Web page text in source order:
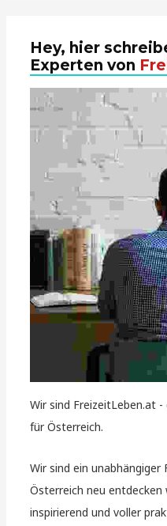
Hey, hier
Experten von
Wir sind FreizeitLeben.at
für Österreich.
Wir sind ein
Österreich neu
inspirierend und voller